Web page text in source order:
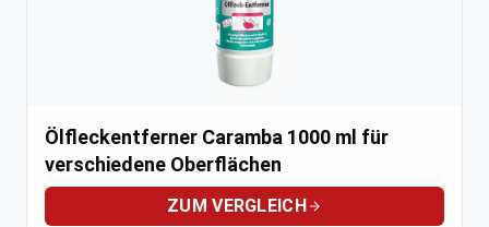
Ölfleckentferner Caramba 1000 ml für
verschiedene Oberflächen
ZUM VERGLEICH